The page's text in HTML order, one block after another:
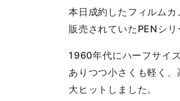
本日成約したフィルム
販売されていたPENシリ
1960年代にハーフサイ
ありつつ小さくも軽く
大ヒットしました。